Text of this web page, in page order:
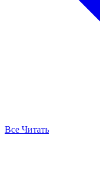
Все Читать